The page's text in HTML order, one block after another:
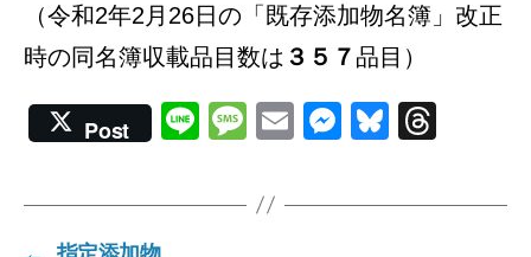
（令和2年2月26日の「既存添加物名簿」改正
時の同名簿収載品目数は ３５７ 品目）
Post
Li
e
M
ss
E
ail
M
ss
Bl
e
e